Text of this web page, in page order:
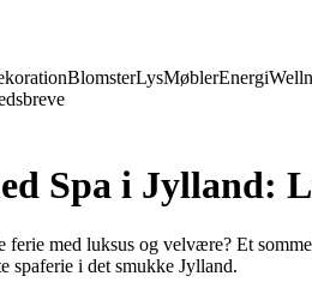
BlomsterLysMøblerEnergi
Spa i Jylland:
ferie med luksus og velvære? Et
spaferie i det smukke Jylland.